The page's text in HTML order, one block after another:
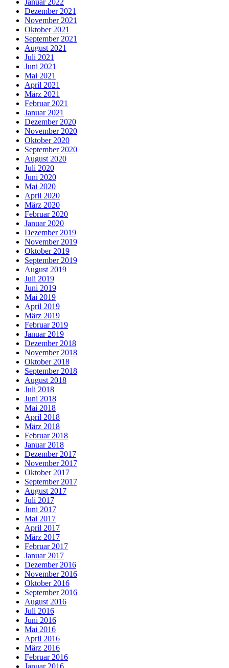
Januar 2022
Dezember 2021
November 2021
Oktober 2021
September 2021
August 2021
Juli 2021
Juni 2021
Mai 2021
April 2021
März 2021
Februar 2021
Januar 2021
Dezember 2020
November 2020
Oktober 2020
September 2020
August 2020
Juli 2020
Juni 2020
Mai 2020
April 2020
März 2020
Februar 2020
Januar 2020
Dezember 2019
November 2019
Oktober 2019
September 2019
August 2019
Juli 2019
Juni 2019
Mai 2019
April 2019
März 2019
Februar 2019
Januar 2019
Dezember 2018
November 2018
Oktober 2018
September 2018
August 2018
Juli 2018
Juni 2018
Mai 2018
April 2018
März 2018
Februar 2018
Januar 2018
Dezember 2017
November 2017
Oktober 2017
September 2017
August 2017
Juli 2017
Juni 2017
Mai 2017
April 2017
März 2017
Februar 2017
Januar 2017
Dezember 2016
November 2016
Oktober 2016
September 2016
August 2016
Juli 2016
Juni 2016
Mai 2016
April 2016
März 2016
Februar 2016